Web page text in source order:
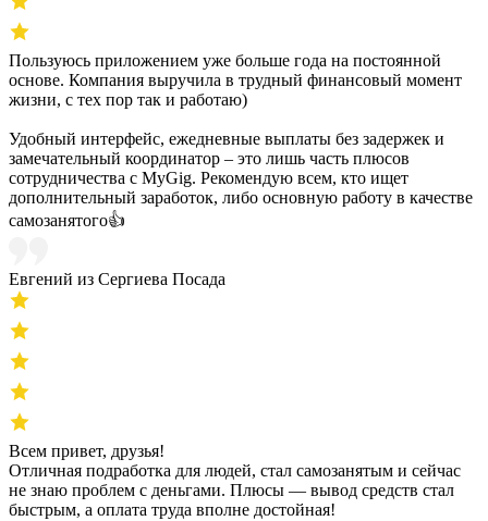
Пользуюсь приложением уже больше года на постоянной
основе. Компания выручила в трудный финансовый момент
жизни, с тех пор так и работаю)
Удобный интерфейс, ежедневные выплаты без задержек и
замечательный координатор – это лишь часть плюсов
сотрудничества с MyGig. Рекомендую всем, кто ищет
дополнительный заработок, либо основную работу в качестве
самозанятого👍
Евгений из Сергиева Посада
Всем привет, друзья!
Отличная подработка для людей, стал самозанятым и сейчас
не знаю проблем с деньгами. Плюсы — вывод средств стал
быстрым, а оплата труда вполне достойная!